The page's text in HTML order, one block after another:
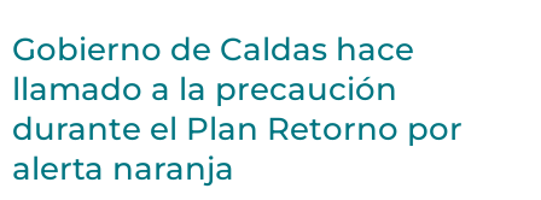
Gobierno de Caldas hace
llamado a la precaución
durante el Plan Retorno por
alerta naranja